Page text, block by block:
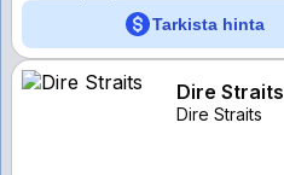
Tarkista hinta
Dire Straits
Dire Straits